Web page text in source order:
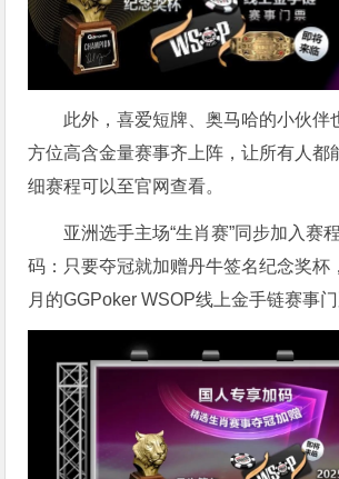
此外，喜爱短牌、奥马哈的小伙伴
方位高含金量赛事齐上阵，让所有人都
细赛程可以至官网查看。
亚洲选手主场“生肖赛”同步加入赛
码：只要夺冠就加赠丹牛签名纪念奖杯
月的GGPoker WSOP线上金手链赛事门